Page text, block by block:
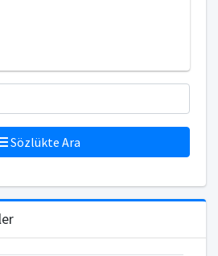
Sözlükte Ara